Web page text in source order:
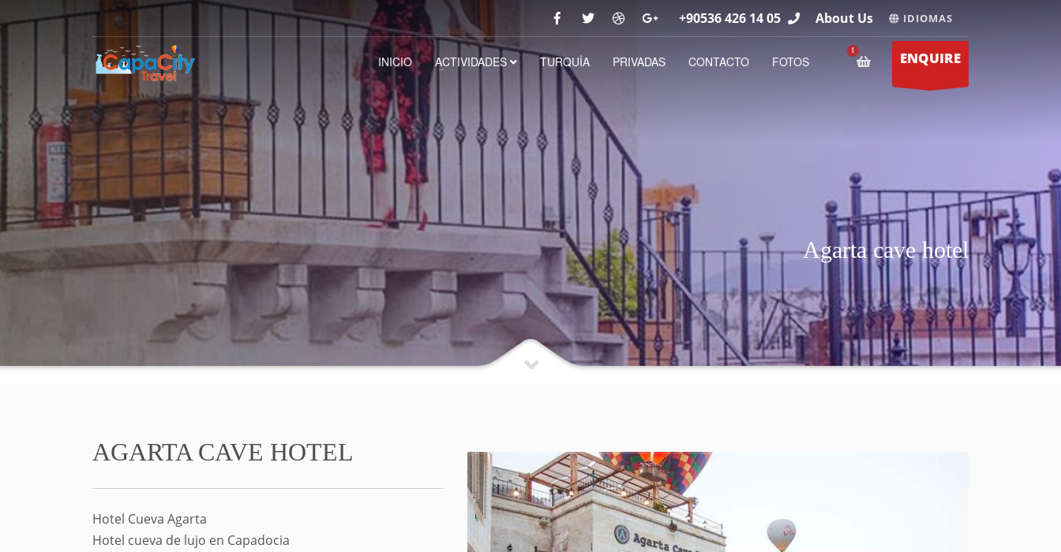
+90536 426 14 05 About Us IDIOMAS
INICIO ACTIVIDADES TURQUİA PRIVADAS CONTACTO FOTOS ENQUIRE
Agarta cave hotel
Agarta cave hotel
AGARTA CAVE HOTEL
Hotel Cueva Agarta
Hotel cueva de lujo en Capadocia